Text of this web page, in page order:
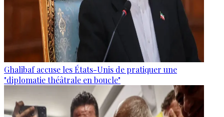
Ghalibaf accuse les États-Unis de pratiquer une
"diplomatie théâtrale en boucle"